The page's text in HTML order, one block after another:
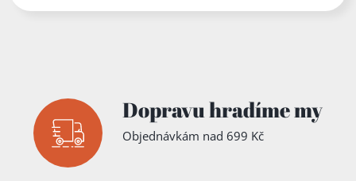
Dopravu hradíme my
Objednávkám nad 699 Kč